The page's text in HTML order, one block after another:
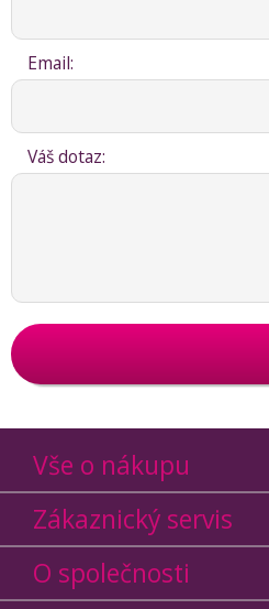
Email:
Váš dotaz:
Vše o nákupu
Zákaznický servis
O společnosti